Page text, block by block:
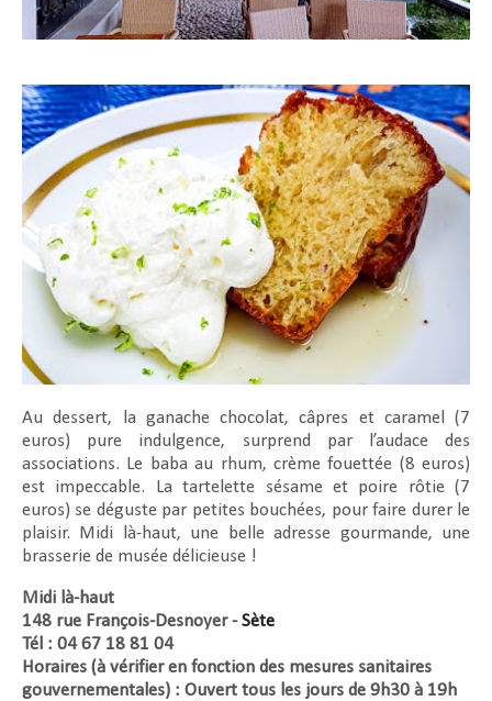
Au dessert, la ganache chocolat, câpres et caramel (7
euros) pure indulgence, surprend par l’audace des
associations. Le baba au rhum, crème fouettée (8 euros)
est impeccable. La tartelette sésame et poire rôtie (7
euros) se déguste par petites bouchées, pour faire durer le
plaisir. Midi là-haut, une belle adresse gourmande, une
brasserie de musée délicieuse !
Midi là-haut
148 rue François-Desnoyer -Sète
Tél : 04 67 18 81 04
Horaires (à vérifier en fonction des mesures sanitaires
gouvernementales) : Ouvert tous les jours de 9h30 à 19h